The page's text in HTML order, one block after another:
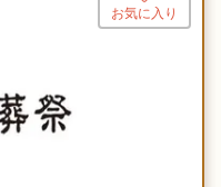
お気に入り